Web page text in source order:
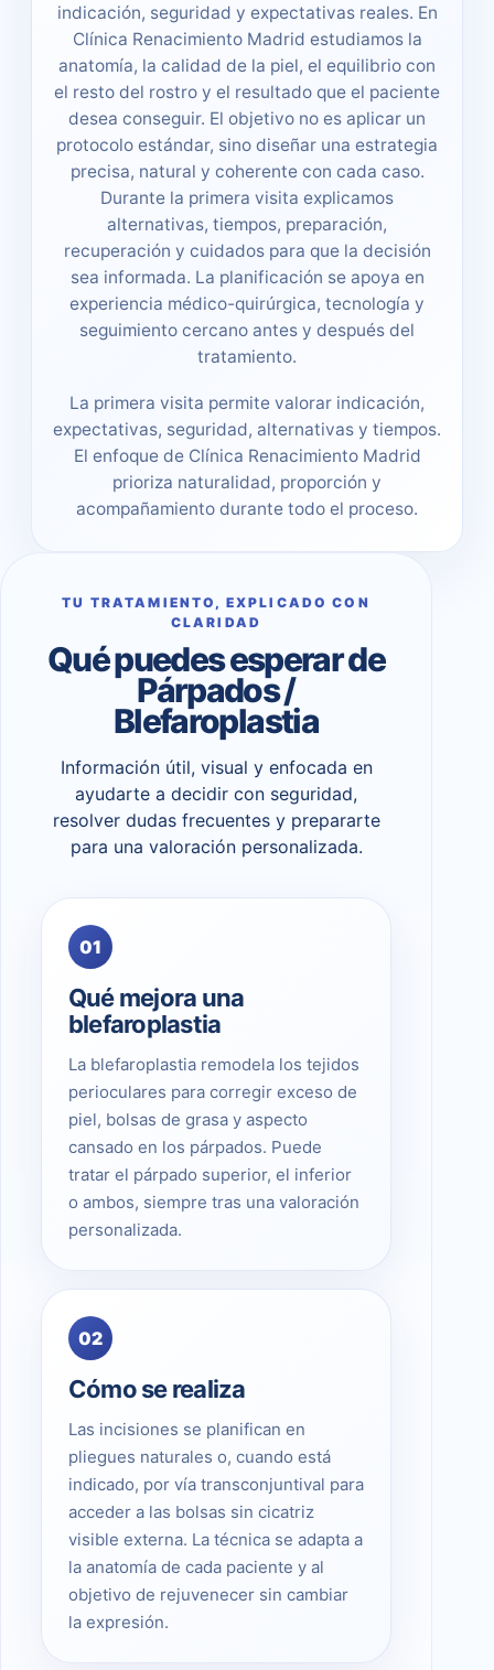
indicación, seguridad y expectativas reales. En
Clínica Renacimiento Madrid estudiamos la
anatomía, la calidad de la piel, el equilibrio con
el resto del rostro y el resultado que el paciente
desea conseguir. El objetivo no es aplicar un
protocolo estándar, sino diseñar una estrategia
precisa, natural y coherente con cada caso.
Durante la primera visita explicamos
alternativas, tiempos, preparación,
recuperación y cuidados para que la decisión
sea informada. La planificación se apoya en
experiencia médico-quirúrgica, tecnología y
seguimiento cercano antes y después del
tratamiento.
La primera visita permite valorar indicación,
expectativas, seguridad, alternativas y tiempos.
El enfoque de Clínica Renacimiento Madrid
prioriza naturalidad, proporción y
acompañamiento durante todo el proceso.
TU TRATAMIENTO, EXPLICADO CON
CLARIDAD
Qué puedes esperar de
Párpados /
Blefaroplastia
Información útil, visual y enfocada en
ayudarte a decidir con seguridad,
resolver dudas frecuentes y prepararte
para una valoración personalizada.
01
Qué mejora una
blefaroplastia
La blefaroplastia remodela los tejidos
perioculares para corregir exceso de
piel, bolsas de grasa y aspecto
cansado en los párpados. Puede
tratar el párpado superior, el inferior
o ambos, siempre tras una valoración
personalizada.
02
Cómo se realiza
Las incisiones se planifican en
pliegues naturales o, cuando está
indicado, por vía transconjuntival para
acceder a las bolsas sin cicatriz
visible externa. La técnica se adapta a
la anatomía de cada paciente y al
objetivo de rejuvenecer sin cambiar
la expresión.